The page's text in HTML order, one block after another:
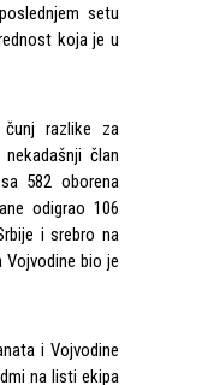
setu
koja je u
razlike za
član
582 oborena
odigrao 106
i srebro na
Vojvodine bio je
i Vojvodine
na listi ekipa